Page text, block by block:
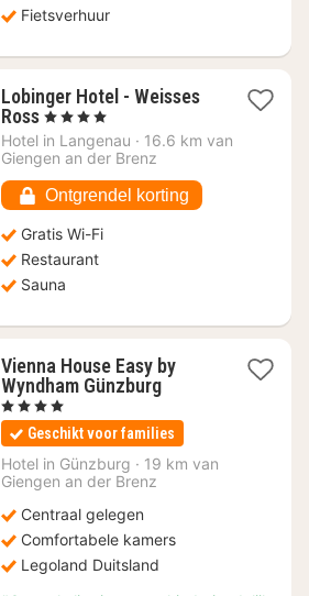
Fietsverhuur
Lobinger Hotel - Weisses
Ross1
nacht
vanaf
91,68
, 4 Sterren
Hotel in Langenau · 16.6 km van
Giengen an der Brenz
Ontgrendel korting
Gratis Wi-Fi
Restaurant
Sauna
Vienna House Easy by
Wyndham Günzburg1
vanaf
€
158
, 4 Sterren
Geschikt voor families
Hotel in Günzburg · 19 km van
Giengen an der Brenz
Centraal gelegen
Comfortabele kamers
Legoland Duitsland